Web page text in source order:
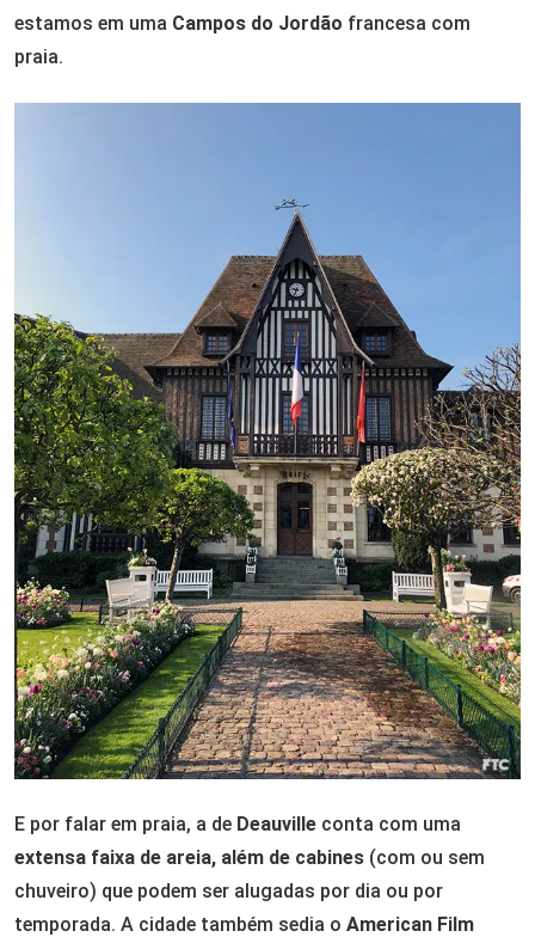
estamos em uma Campos do Jordão francesa com
praia.
E por falar em praia, a de Deauville conta com uma
extensa faixa de areia, além de cabines (com ou sem
chuveiro) que podem ser alugadas por dia ou por
temporada. A cidade também sedia o American Film